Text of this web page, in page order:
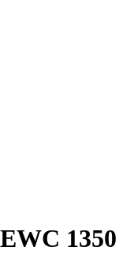
1350